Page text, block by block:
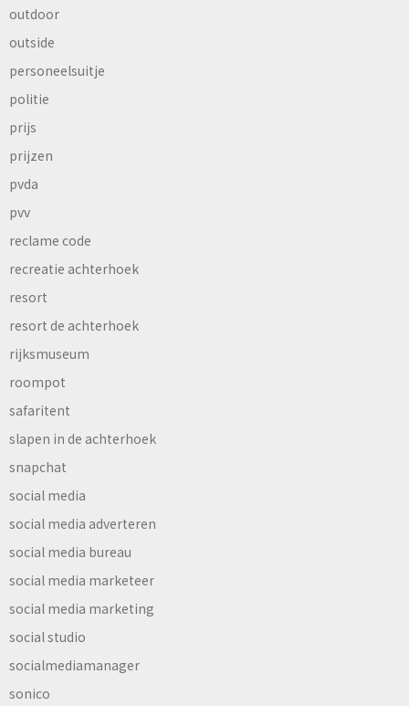
outdoor
outside
personeelsuitje
politie
prijs
prijzen
pvda
pvv
reclame code
recreatie achterhoek
resort
resort de achterhoek
rijksmuseum
roompot
safaritent
slapen in de achterhoek
snapchat
social media
social media adverteren
social media bureau
social media marketeer
social media marketing
social studio
socialmediamanager
sonico